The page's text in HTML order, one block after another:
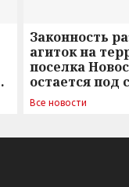
Законность
агиток на
поселка
остается под
Все новости